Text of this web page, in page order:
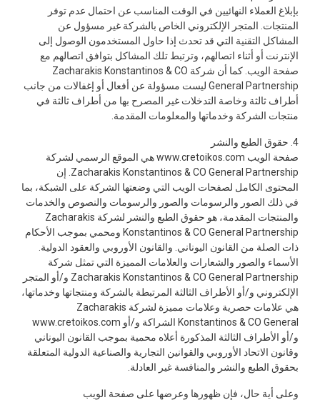
بإبلاغ العملاء النهائيين في الوقت المناسب عن احتمال عدم توفر
المنتجات. المتجر الإلكتروني الخاص بالشركة غير مسؤول عن
المشاكل التقنية التي قد تحدث إذا حاول المستخدمون الوصول إلى
الإنترنت أو أثناء اتصالهم، وترتبط تلك المشاكل بتوافق اتصالهم مع
صفحة الويب. كما أن شركة Zacharakis Konstantinos & CO
General Partnership ليست مسؤولة عن أفعال أو إغفالات من جانب
أطراف ثالثة وخاصة التدخلات غير المصرح بها من أطراف ثالثة في
منتجات الشركة وخدماتها والمعلومات المقدمة.
4. حقوق الطبع والنشر
صفحة الويب www.cretoikos.com هي الموقع الرسمي لشركة
Zacharakis Konstantinos & CO General Partnership. إن
المحتوى الكامل لصفحات الويب التي وضعتها الشركة على الشبكة، بما
في ذلك الصور والرسومات والصور والرسومات والنصوص والخدمات
والمنتجات المقدمة، هو حقوق الطبع والنشر لشركة Zacharakis
Konstantinos & CO General Partnership ومحمي بموجب الأحكام
ذات الصلة من القانون اليوناني. والقانون الأوروبي والعقود الدولية.
الأسماء والصور والشعارات والعلامات المميزة التي تمثل شركة
Zacharakis Konstantinos & CO General Partnership و/أو المتجر
الإلكتروني و/أو الأطراف الثالثة المرتبطة بالشركة ومنتجاتها وخدماتها،
هي علامات حصرية وعلامات مميزة لشركة Zacharakis
Konstantinos & CO General الشراكة و/أو www.cretoikos.com
و/أو الأطراف الثالثة المذكورة أعلاه محمية بموجب القانون اليوناني
وقانون الاتحاد الأوروبي والقوانين التجارية والصناعية الدولية المتعلقة
بحقوق الطبع والنشر والمنافسة غير العادلة.
وعلى أية حال، فإن ظهورها وعرضها على صفحة الويب